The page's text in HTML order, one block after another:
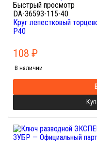
Быстрый просмотр
DA-36593-115-40
Круг лепестковый
P40
108 ₽
В наличии